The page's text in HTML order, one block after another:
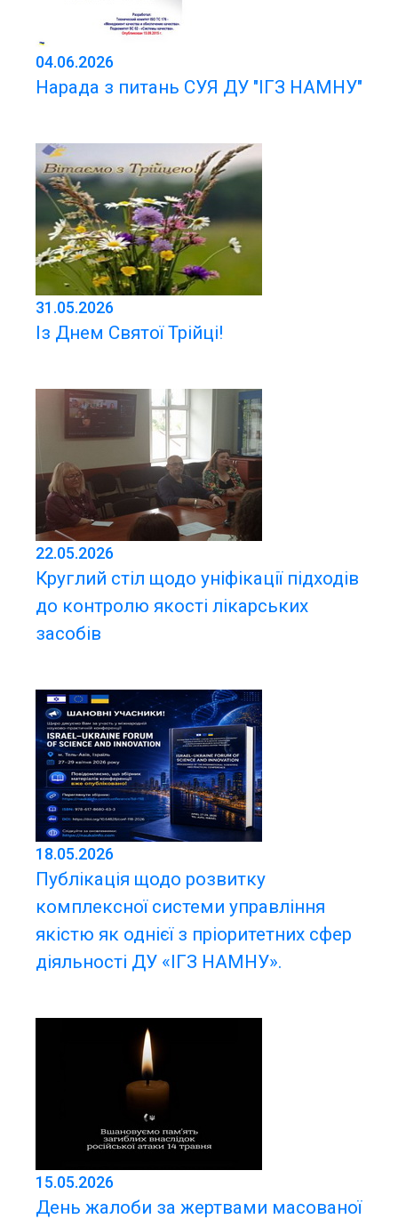
04.06.2026
Нарада з питань СУЯ ДУ "ІГЗ НАМНУ"
31.05.2026
Із Днем Святої Трійці!
22.05.2026
Круглий стіл щодо уніфікації підходів
до контролю якості лікарських
засобів
18.05.2026
Публікація щодо розвитку
комплексної системи управління
якістю як однієї з пріоритетних сфер
діяльності ДУ «ІГЗ НАМНУ».
15.05.2026
День жалоби за жертвами масованої